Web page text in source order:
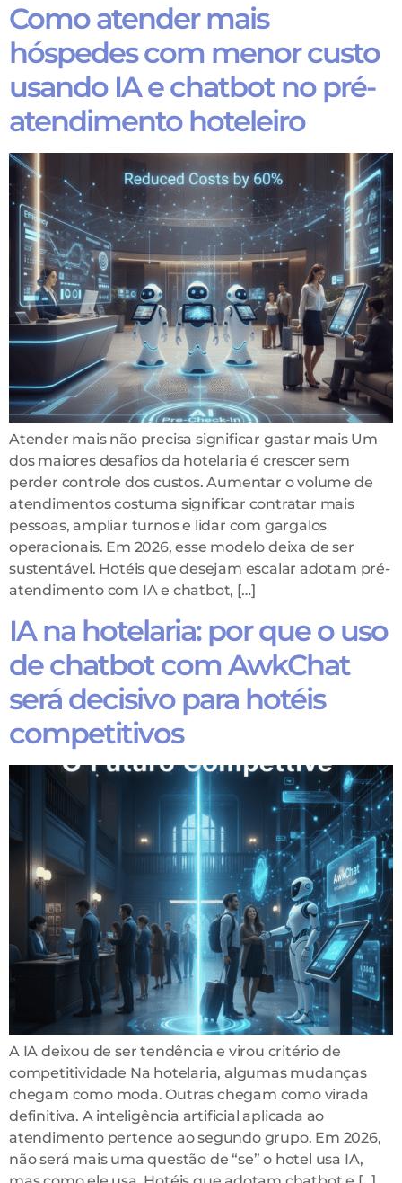
Como atender mais
hóspedes com menor custo
usando IA e chatbot no pré-
atendimento hoteleiro
Atender mais não precisa significar gastar mais Um
dos maiores desafios da hotelaria é crescer sem
perder controle dos custos. Aumentar o volume de
atendimentos costuma significar contratar mais
pessoas, ampliar turnos e lidar com gargalos
operacionais. Em 2026, esse modelo deixa de ser
sustentável. Hotéis que desejam escalar adotam pré-
atendimento com IA e chatbot, […]
IA na hotelaria: por que o uso
de chatbot com AwkChat
será decisivo para hotéis
competitivos
A IA deixou de ser tendência e virou critério de
competitividade Na hotelaria, algumas mudanças
chegam como moda. Outras chegam como virada
definitiva. A inteligência artificial aplicada ao
atendimento pertence ao segundo grupo. Em 2026,
não será mais uma questão de “se” o hotel usa IA,